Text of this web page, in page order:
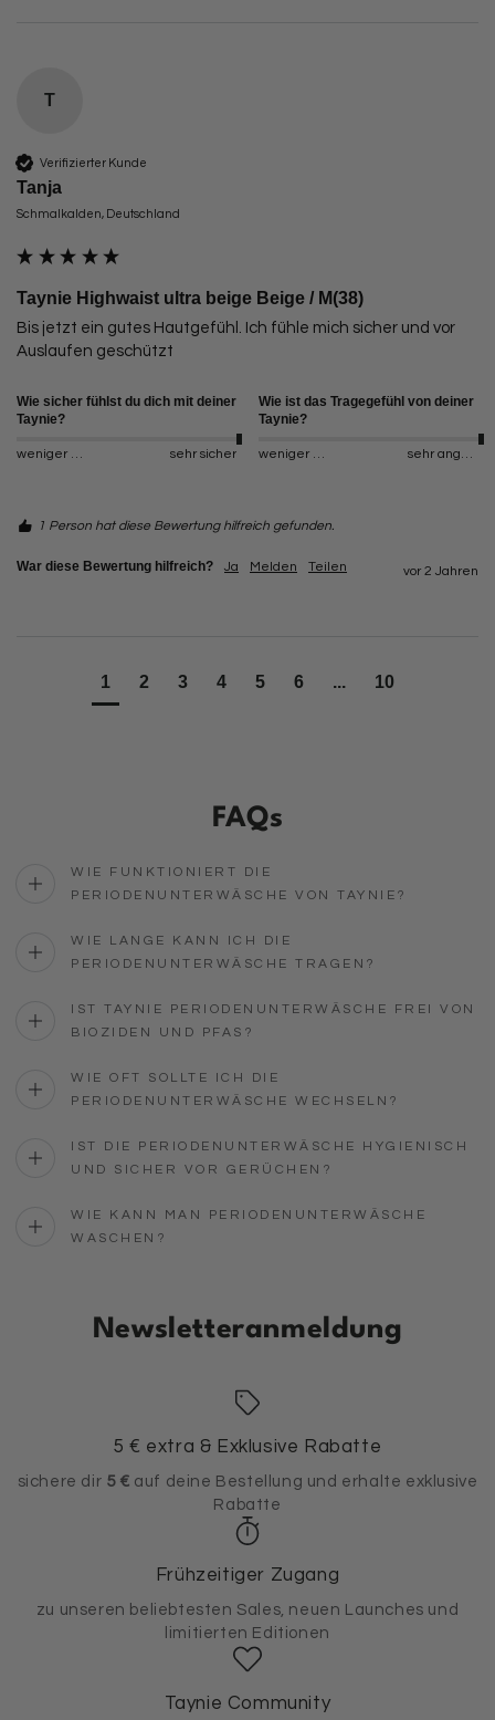
T
Verifizierter Kunde
Tanja
Schmalkalden, Deutschland
Taynie Highwaist ultra beige Beige / M(38)
Bis jetzt ein gutes Hautgefühl. Ich fühle mich sicher und vor
Auslaufen geschützt
Wie sicher fühlst du dich mit deiner
Taynie?
weniger sicher sehr sicher
Wie ist das Tragegefühl von deiner
Taynie?
weniger angenehm sehr angenehm
1 Person hat diese Bewertung hilfreich gefunden.
War diese Bewertung hilfreich? Ja Melden Teilen vor 2 Jahren
1 2 3 4 5 6 ... 10
FAQs
WIE FUNKTIONIERT DIE
PERIODENUNTERWÄSCHE VON TAYNIE?
WIE LANGE KANN ICH DIE
PERIODENUNTERWÄSCHE TRAGEN?
IST TAYNIE PERIODENUNTERWÄSCHE FREI VON
BIOZIDEN UND PFAS?
WIE OFT SOLLTE ICH DIE
PERIODENUNTERWÄSCHE WECHSELN?
IST DIE PERIODENUNTERWÄSCHE HYGIENISCH
UND SICHER VOR GERÜCHEN?
WIE KANN MAN PERIODENUNTERWÄSCHE
WASCHEN?
Newsletteranmeldung
5 € extra & Exklusive Rabatte
sichere dir 5 € auf deine Bestellung und erhalte exklusive
Rabatte
Frühzeitiger Zugang
zu unseren beliebtesten Sales, neuen Launches und
limitierten Editionen
Taynie Community